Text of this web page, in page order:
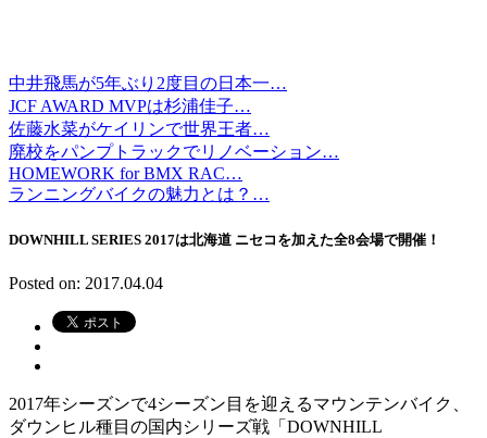
中井飛馬が5年ぶり2度目の日本一…
JCF AWARD MVPは杉浦佳子…
佐藤水菜がケイリンで世界王者…
廃校をパンプトラックでリノベーション…
HOMEWORK for BMX RAC…
ランニングバイクの魅力とは？…
DOWNHILL SERIES 2017は北海道 ニセコを加えた全8会場で開催！
Posted on: 2017.04.04
2017年シーズンで4シーズン目を迎えるマウンテンバイク、
ダウンヒル種目の国内シリーズ戦「DOWNHILL